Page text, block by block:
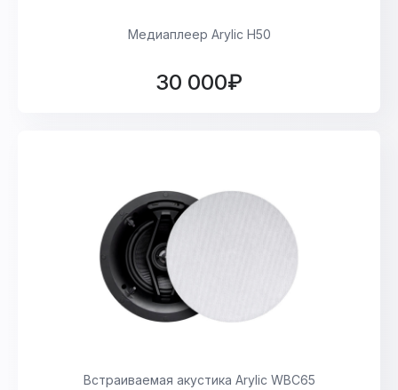
Медиаплеер Arylic H50
30 000₽
Встраиваемая акустика Arylic WBC65